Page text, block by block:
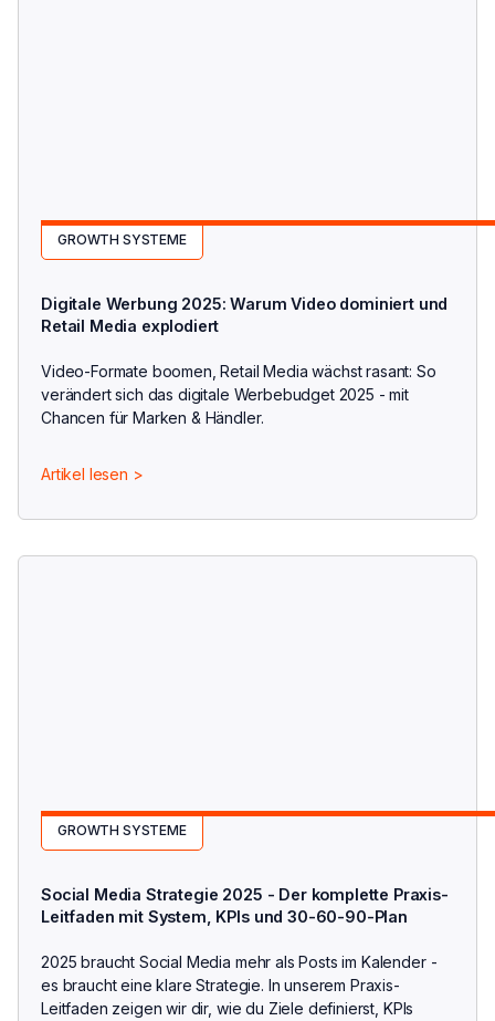
GROWTH SYSTEME
Digitale Werbung 2025: Warum Video dominiert und
Retail Media explodiert
Video-Formate boomen, Retail Media wächst rasant: So
verändert sich das digitale Werbebudget 2025 - mit
Chancen für Marken & Händler.
Artikel lesen >
GROWTH SYSTEME
Social Media Strategie 2025 - Der komplette Praxis-
Leitfaden mit System, KPIs und 30-60-90-Plan
2025 braucht Social Media mehr als Posts im Kalender -
es braucht eine klare Strategie. In unserem Praxis-
Leitfaden zeigen wir dir, wie du Ziele definierst, KPIs